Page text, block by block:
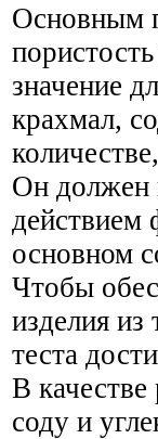
Основным
значение
крахмал,
Он должен
основном
Чтобы
изделия
теста
В
соду и